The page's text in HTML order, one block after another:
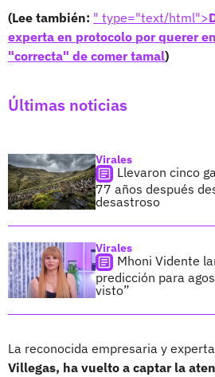
(Lee también: " type="text/html">
experta en protocolo por querer
"correcta" de comer tamal)
Últimas noticias
Virales
Llevaron cinco
77 años después
desastroso
Virales
Mhoni Vidente
predicción para
visto”
La reconocida empresaria y
Villegas, ha vuelto a captar la